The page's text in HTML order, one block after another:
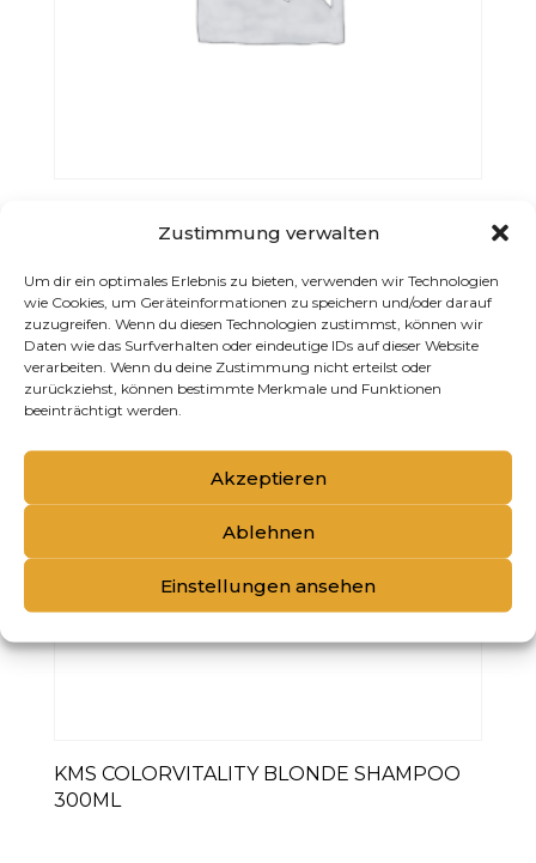
Zustimmung verwalten
Um dir ein optimales Erlebnis zu bieten, verwenden wir Technologien
wie Cookies, um Geräteinformationen zu speichern und/oder darauf
zuzugreifen. Wenn du diesen Technologien zustimmst, können wir
Daten wie das Surfverhalten oder eindeutige IDs auf dieser Website
verarbeiten. Wenn du deine Zustimmung nicht erteilst oder
zurückziehst, können bestimmte Merkmale und Funktionen
beeinträchtigt werden.
Akzeptieren
Ablehnen
Einstellungen ansehen
RECONSTRUCTOR 200ML
KMS COLORVITALITY BLONDE SHAMPOO
300ML